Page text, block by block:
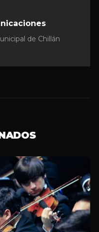
de Chillán